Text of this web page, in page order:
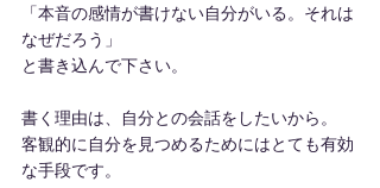
「本音の感情が書けない自分がいる。それは
なぜだろう」
と書き込んで下さい。
書く理由は、自分との会話をしたいから。
客観的に自分を見つめるためにはとても有効
な手段です。